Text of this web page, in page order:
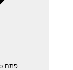
פתח Mell's Studio